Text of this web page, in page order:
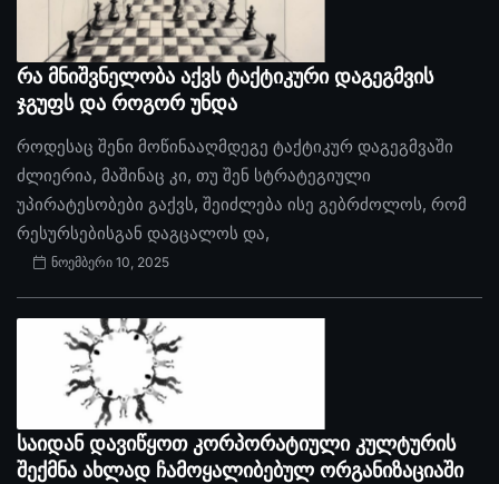
რა მნიშვნელობა აქვს ტაქტიკური დაგეგმვის
ჯგუფს და როგორ უნდა
როდესაც შენი მოწინააღმდეგე ტაქტიკურ დაგეგმვაში
ძლიერია, მაშინაც კი, თუ შენ სტრატეგიული
უპირატესობები გაქვს, შეიძლება ისე გებრძოლოს, რომ
რესურსებისგან დაგცალოს და,
ნოემბერი 10, 2025
საიდან დავიწყოთ კორპორატიული კულტურის
შექმნა ახლად ჩამოყალიბებულ ორგანიზაციაში